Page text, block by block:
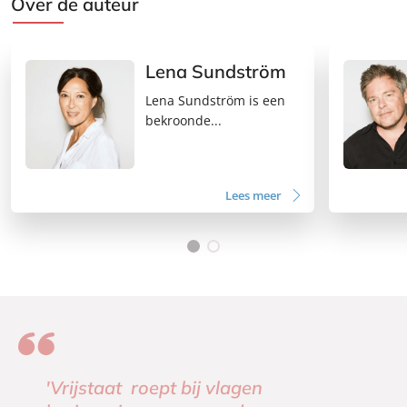
Lena Sundström
Lena Sundström is een
bekroonde...
Lees meer
'Vrijstaatroept bij vlagen